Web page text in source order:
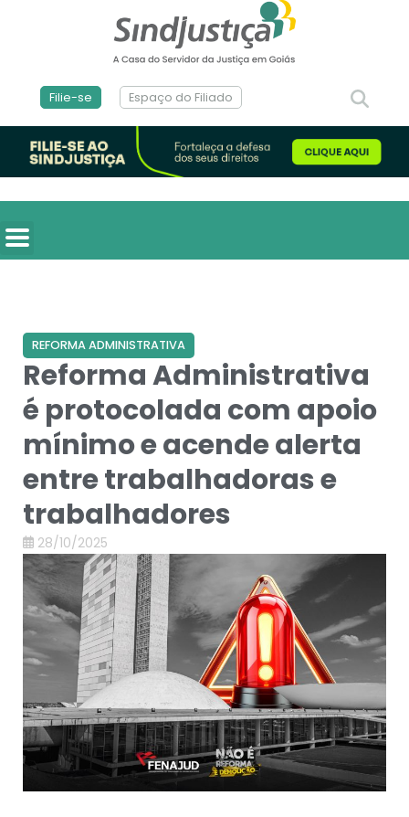
Filie-se Espaço do Filiado
REFORMA ADMINISTRATIVA
Reforma Administrativa
é protocolada com apoio
mínimo e acende alerta
entre trabalhadoras e
trabalhadores
28/10/2025